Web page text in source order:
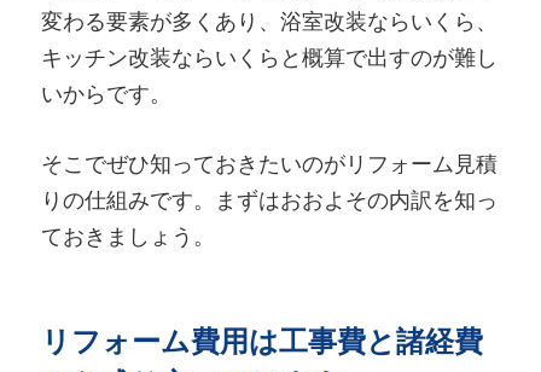
変わる要素が多くあり、浴室改装ならいくら、
キッチン改装ならいくらと概算で出すのが難し
いからです。
そこでぜひ知っておきたいのがリフォーム見積
りの仕組みです。まずはおおよその内訳を知っ
ておきましょう。
リフォーム費用は工事費と諸経費